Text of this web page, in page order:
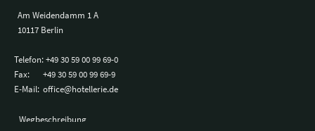
Am Weidendamm 1 A
10117 Berlin
Telefon:+49 30 59 00 99 69-0
Fax:
+49 30 59 00 99 69-9
E-Mail: office@hotellerie.de
Wegbeschreibung